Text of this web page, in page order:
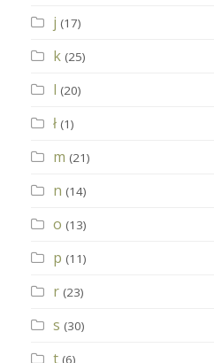
j (17)
k (25)
l (20)
ł (1)
m (21)
n (14)
o (13)
p (11)
r (23)
s (30)
t (6)